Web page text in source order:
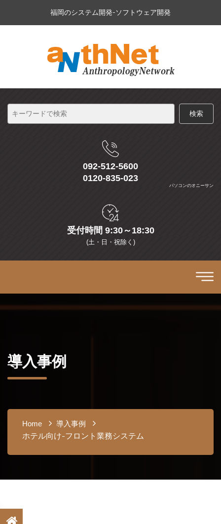
福岡のシステム開発-ソフトウェア開発
092-512-5600
0120-835-023
パソコンのオニーサン
受付時間 9:30～18:30
(土・日・祝除く)
導入事例
Home 導入事例
ホテル向け-フロント業務システム